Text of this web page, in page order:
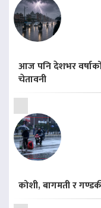
आज पनि देशभर वर्षाको
चेतावनी
कोशी, बागमती र